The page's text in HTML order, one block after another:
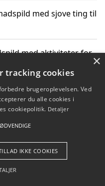
med sjove ting til
med aktiviteter for
i Vejle
Betingelser
×
tracking cookies
brugeroplevelsen. Ved
du alle cookies i
cookiepolitik. Detaljer
IKKE COOKIES